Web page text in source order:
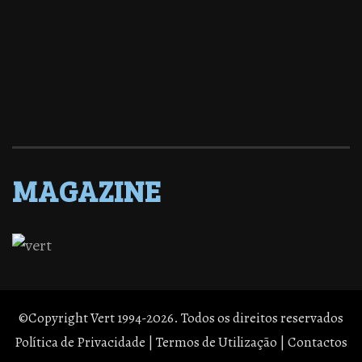
MAGAZINE
©Copyright Vert 1994-2026. Todos os direitos reservados
Política de Privacidade | Termos de Utilização | Contactos